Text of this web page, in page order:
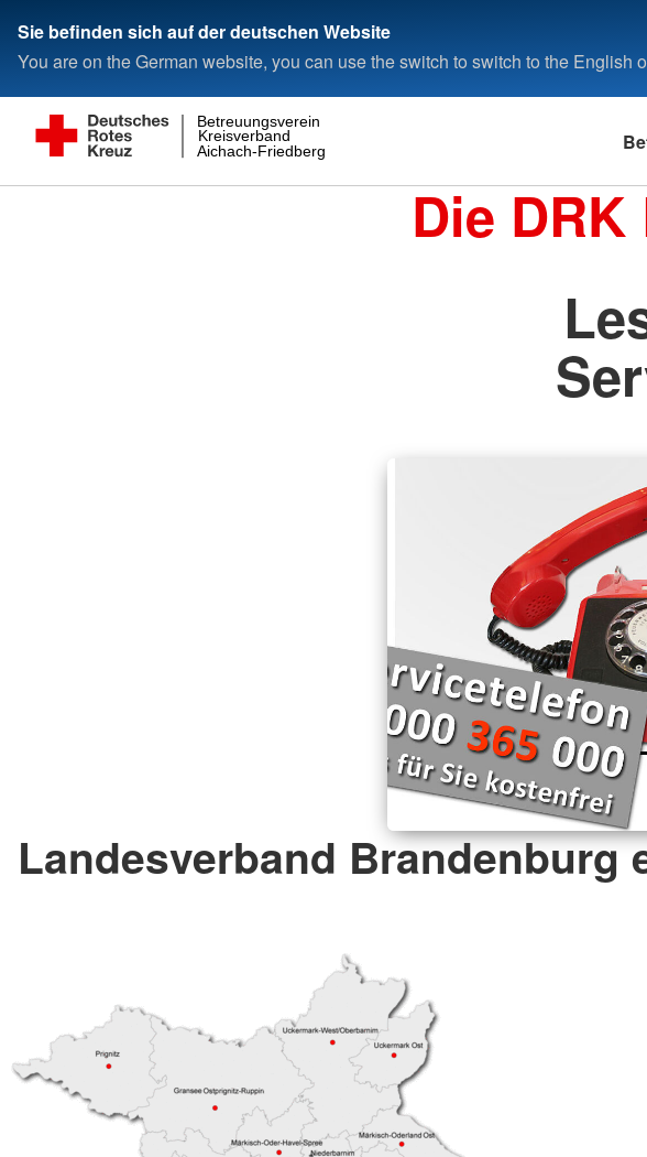
Sie befinden sich auf der deutschen Website
You are on the German website, you can use the switch to switch to the English
Aichach-Friedberg
Kreisverband
Betreuungsverein
Die
Landesverband Brandenburg